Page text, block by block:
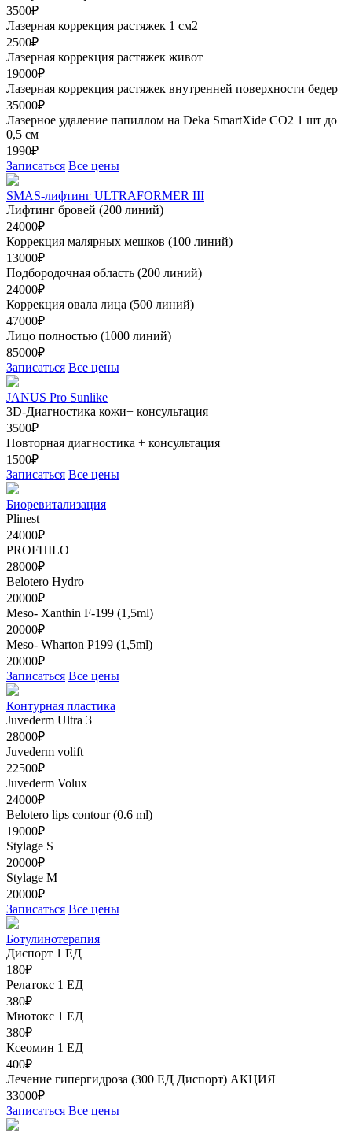
3500₽
Лазерная коррекция растяжек 1 см2
2500₽
Лазерная коррекция растяжек живот
19000₽
Лазерная коррекция растяжек внутренней поверхности бедер
35000₽
Лазерное удаление папиллом на Deka SmartXide CO2 1 шт до
0,5 см
1990₽
Записаться Все цены
SMAS-лифтинг ULTRAFORMER III
Лифтинг бровей (200 линий)
24000₽
Коррекция малярных мешков (100 линий)
13000₽
Подбородочная область (200 линий)
24000₽
Коррекция овала лица (500 линий)
47000₽
Лицо полностью (1000 линий)
85000₽
Записаться Все цены
JANUS Pro Sunlike
3D-Диагностика кожи+ консультация
3500₽
Повторная диагностика + консультация
1500₽
Записаться Все цены
Биоревитализация
Plinest
24000₽
PROFHILO
28000₽
Belotero Hydro
20000₽
Meso- Xanthin F-199 (1,5ml)
20000₽
Meso- Wharton Р199 (1,5ml)
20000₽
Записаться Все цены
Контурная пластика
Juvederm Ultra 3
28000₽
Juvederm volift
22500₽
Juvederm Volux
24000₽
Belotero lips contour (0.6 ml)
19000₽
Stylage S
20000₽
Stylage M
20000₽
Записаться Все цены
Ботулинотерапия
Диспорт 1 ЕД
180₽
Релатокс 1 ЕД
380₽
Миотокс 1 ЕД
380₽
Ксеомин 1 ЕД
400₽
Лечение гипергидроза (300 ЕД Диспорт) АКЦИЯ
33000₽
Записаться Все цены